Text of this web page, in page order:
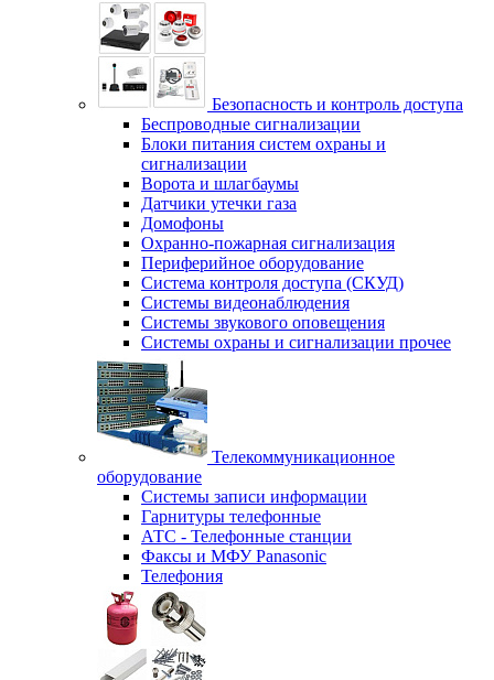
Безопасность и контроль доступа
Беспроводные сигнализации
Блоки питания систем охраны и
сигнализации
Ворота и шлагбаумы
Датчики утечки газа
Домофоны
Охранно-пожарная сигнализация
Периферийное оборудование
Система контроля доступа (СКУД)
Системы видеонаблюдения
Системы звукового оповещения
Системы охраны и сигнализации прочее
Телекоммуникационное
оборудование
Системы записи информации
Гарнитуры телефонные
АТС - Телефонные станции
Факсы и МФУ Panasonic
Телефония